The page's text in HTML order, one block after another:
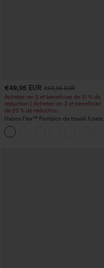
€49,95 EUR €53,95 EUR
Achetez-en 2 et bénéficiez de 10 % de
réduction | Achetez-en 3 et bénéficiez
de 20 % de réduction
Halara Flex™ Pantalon de travail fuselé,
uni, taille haute, avec poches